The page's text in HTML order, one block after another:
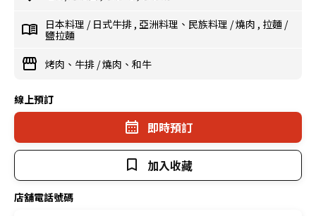
日本料理 / 日式牛排 , 亞洲料理、民族料理 /燒肉 , 拉麵 /
鹽拉麵
烤肉、牛排 /燒肉、和牛
線上預訂
即時預訂
加入收藏
店舖電話號碼